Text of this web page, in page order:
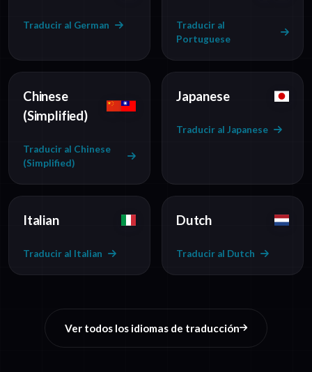
Traducir al German
Traducir al
Portuguese
Chinese
(Simplified)
Traducir al Chinese
(Simplified)
Japanese
Traducir al Japanese
Italian
Traducir al Italian
Dutch
Traducir al Dutch
Ver todos los idiomas de traducción